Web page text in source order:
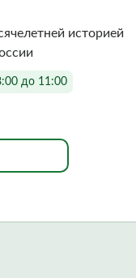
историей
до 11:00